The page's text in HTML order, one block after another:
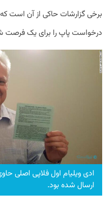
برخی گزارشات حاکی از آن است
درخواست پاپ را برای یک فرصت
ارسال شده بود.